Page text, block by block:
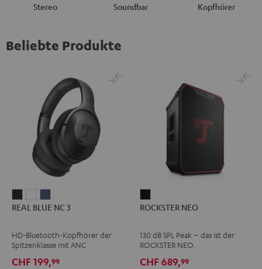
Stereo Soundbar Kopfhörer
Beliebte Produkte
BLUE
3
Night
Black
BLUE
3
Pearl
White
BLUE
3
Steel
Blue
REAL BLUE NC 3
HD-Bluetooth-Kopfhörer der
Spitzenklasse mit ANC
CHF 199,99
NEO
ROCKSTER NEO
130 dB SPL Peak – das ist der
ROCKSTER NEO.
CHF 689,99